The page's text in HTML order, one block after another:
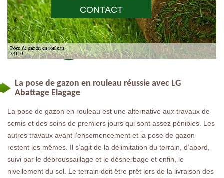
CONTACT
La pose de gazon en rouleau réussie avec LG
Abattage Elagage
La pose de gazon en rouleau est une alternative aux travaux de
semis et des soins de premiers jours qui sont assez pénibles. Les
autres travaux avant l’ensemencement et la pose de gazon
restent les mêmes. Il s’agit de la délimitation du terrain, d’abord,
suivi par le débroussaillage et le désherbage et enfin, le
nivellement du sol. Le terrain doit être prêt lors de la livraison des